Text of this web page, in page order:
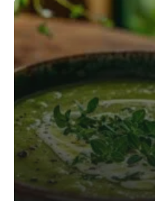
21 juillet 2024